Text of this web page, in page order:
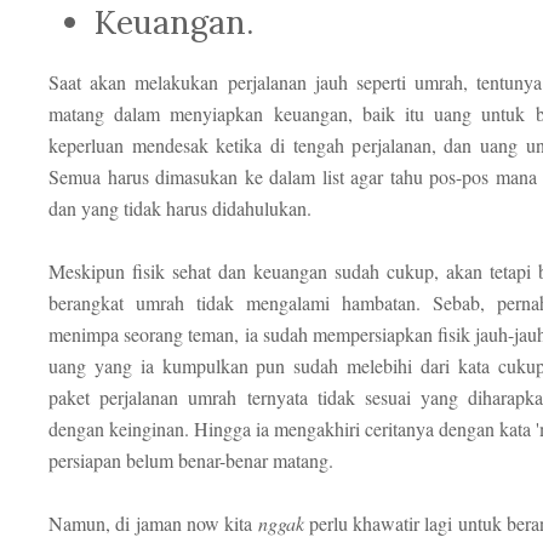
Keuangan.
Saat akan melakukan perjalanan jauh seperti umrah,
matang dalam menyiapkan keuangan, baik itu uang untuk
keperluan mendesak ketika di tengah perjalanan, dan uang
Semua harus dimasukan ke dalam list agar tahu pos-pos
dan yang tidak harus didahulukan.
Meskipun fisik sehat dan keuangan sudah cukup, akan tetapi
berangkat umrah tidak mengalami hambatan. Sebab,
menimpa seorang teman, ia sudah mempersiapkan fisik jauh-
uang yang ia kumpulkan pun sudah melebihi dari kata
paket perjalanan umrah ternyata tidak sesuai yang
dengan keinginan. Hingga ia mengakhiri ceritanya dengan kata
persiapan belum benar-benar matang.
Namun, di jaman now kita nggakperlu khawatir lagi untuk